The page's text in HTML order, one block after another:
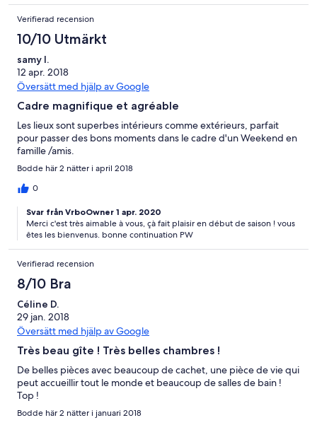
Verifierad recension
10/10 Utmärkt
samy l.
12 apr. 2018
Översätt med hjälp av Google
Cadre magnifique et agréable
Les lieux sont superbes intérieurs comme extérieurs, parfait
pour passer des bons moments dans le cadre d'un Weekend en
famille /amis.
Bodde här 2 nätter i april 2018
0
Svar från VrboOwner 1 apr. 2020
Merci c'est très aimable à vous, çà fait plaisir en début de saison ! vous
êtes les bienvenus. bonne continuation PW
Verifierad recension
8/10 Bra
Céline D.
29 jan. 2018
Översätt med hjälp av Google
Très beau gîte ! Très belles chambres !
De belles pièces avec beaucoup de cachet, une pièce de vie qui
peut accueillir tout le monde et beaucoup de salles de bain !
Top !
Bodde här 2 nätter i januari 2018